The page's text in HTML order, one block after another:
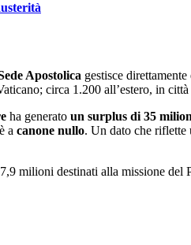
Apostolica gestisce
circa 1.200 all’estero, in
ha generato un surplus di 35
a canone nullo. Un dato che riflette
milioni destinati alla missione del